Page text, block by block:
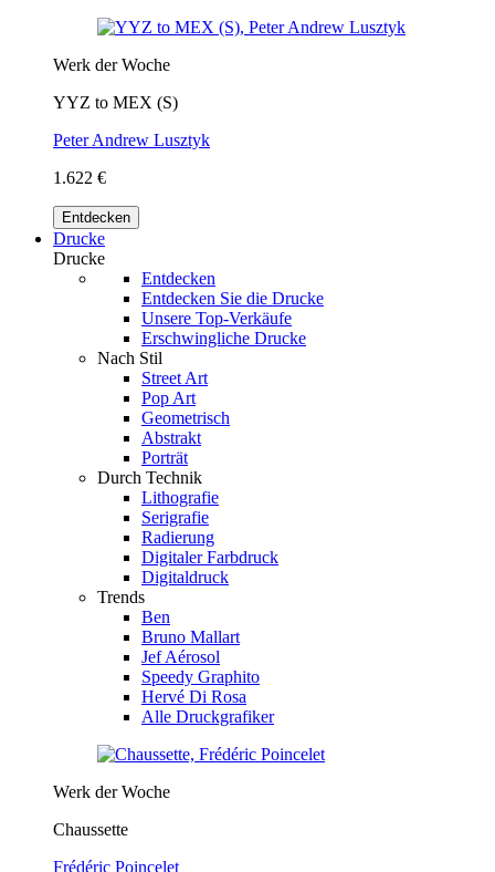
Werk der Woche
YYZ to MEX (S)
Peter Andrew Lusztyk
1.622 €
Entdecken
Drucke
Drucke
Entdecken
Entdecken Sie die Drucke
Unsere Top-Verkäufe
Erschwingliche Drucke
Nach Stil
Street Art
Pop Art
Geometrisch
Abstrakt
Porträt
Durch Technik
Lithografie
Serigrafie
Radierung
Digitaler Farbdruck
Digitaldruck
Trends
Ben
Bruno Mallart
Jef Aérosol
Speedy Graphito
Hervé Di Rosa
Alle Druckgrafiker
Werk der Woche
Chaussette
Frédéric Poincelet